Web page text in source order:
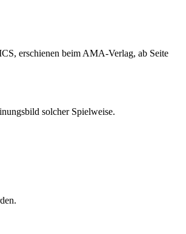
er­schienen beim AMA-Verlag, ab Seite
solcher Spielweise.